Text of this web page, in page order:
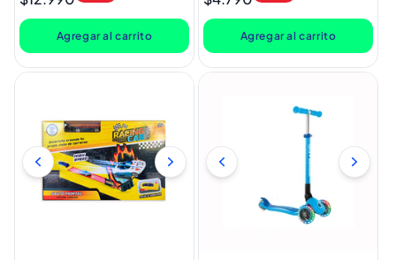
oferta
Agregar al carrito
oferta
Agregar al carrito